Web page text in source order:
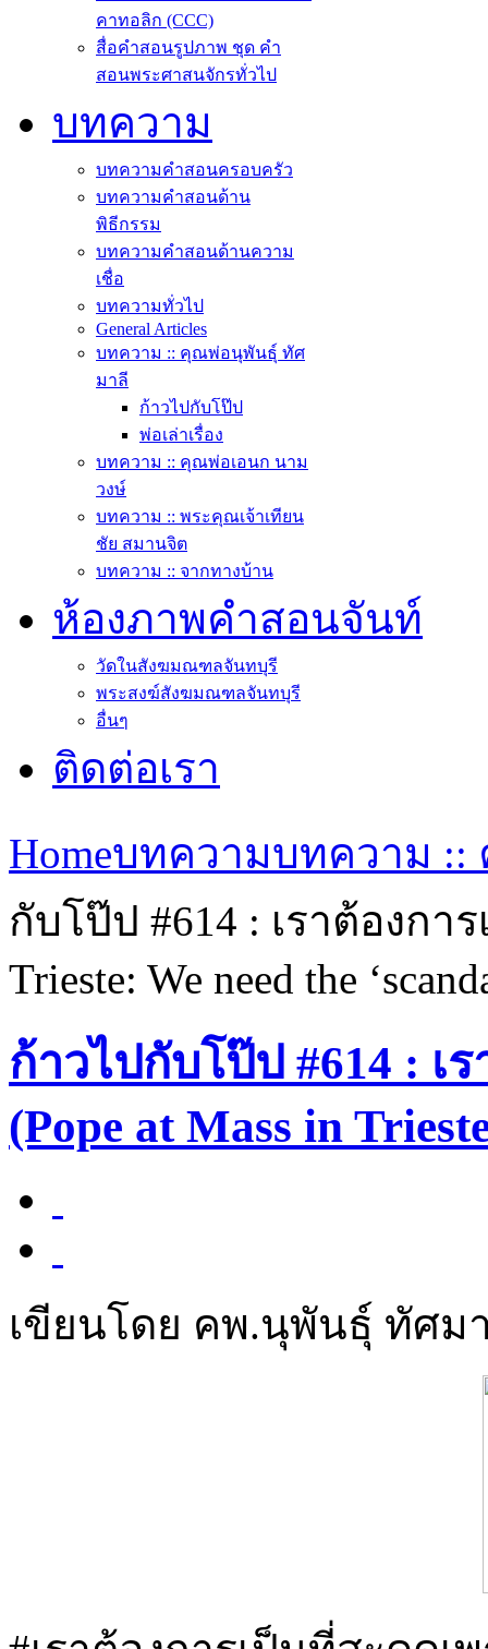
คาทอลิก (CCC)
สื่อคำสอนรูปภาพ ชุด คำ
สอนพระศาสนจักรทั่วไป
บทความ
บทความคำสอนครอบครัว
บทความคำสอนด้าน
พิธีกรรม
บทความคำสอนด้านความ
เชื่อ
บทความทั่วไป
General Articles
บทความ :: คุณพ่อนุพันธุ์ ทัศ
มาลี
ก้าวไปกับโป๊ป
พ่อเล่าเรื่อง
บทความ :: คุณพ่อเอนก นาม
วงษ์
บทความ :: พระคุณเจ้าเทียน
ชัย สมานจิต
บทความ :: จากทางบ้าน
ห้องภาพคำสอนจันท์
วัดในสังฆมณฑลจันทบุรี
พระสงฆ์สังฆมณฑลจันทบุรี
อื่นๆ
ติดต่อเรา
Homeบทความบทความ
กับโป๊ป #614 : เราต้องกา
Trieste: We need the
ก้าวไปกับโป๊ป #614 : เ
(Pope at Mass in
เขียนโดย คพ.นุพันธุ์ ทัศม